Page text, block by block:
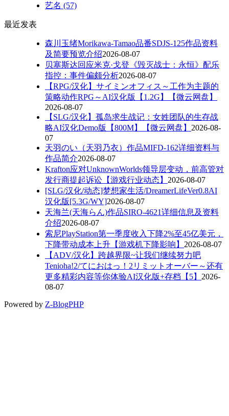
艺名 (57)
最近发表
森川玉绪Morikawa-Tamao品番SDJS-125作品资料
及简要预览介绍2026-08-07
贝塞斯达回应米克·戈登《毁灭战士：永恒》配乐
指控：事件偏颇分析2026-08-07
【RPG/汉化】サイミンオフィス～工作为主题的
策略动作RPG～AI汉化版【1.2G】【微云网盘】
2026-08-07
【SLG/汉化】孤岛求生战记：女姓团队的生存战
略AI汉化Demo版【800M】【微云网盘】 2026-08-
07
天羽のい（天羽乃衣）作品MIFD-162详细资料与
作品简介2026-08-07
Krafton应对UnknownWorlds领导层变动，前高管对
发行商提起诉讼【游戏行业动态】 2026-08-07
[SLG/汉化/动态]梦想家生活/DreamerLifeVer0.8AI
汉化版[5.3G/WY]2026-08-07
天海兰(天海らん)作品SIRO-4621详细信息及资料
介绍2026-08-07
索尼PlayStation第一季度收入下降2%至45亿美元，
下降带动成本上升【游戏机下降影响】 2026-08-07
【ADV/汉化】跨越界限~让我们继续努力吧
Tenioha!2/てにおはっ！2リミットオーバー～还有
更多精彩内容等你体验AI汉化版+存档【5】 2026-
08-07
Powered by Z-BlogPHP